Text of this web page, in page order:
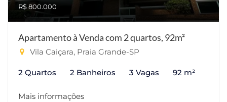
R$ 800.000
Apartamento à Venda com 2 quartos, 92m²
Vila Caiçara, Praia Grande-SP
2 Quartos 2 Banheiros 3 Vagas 92 m²
Mais informações